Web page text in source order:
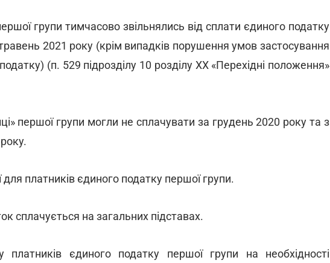
групи тимчасово звільнялись від сплати єдиного податку
2021 року (крім випадків порушення умов застосування
(п. 529 підрозділу 10 розділу XX «Перехідні положення»
першої групи могли не сплачувати за грудень 2020 року та з
для платників єдиного податку першої групи.
сплачується на загальних підставах.
єдиного податку першої групи на необхідності